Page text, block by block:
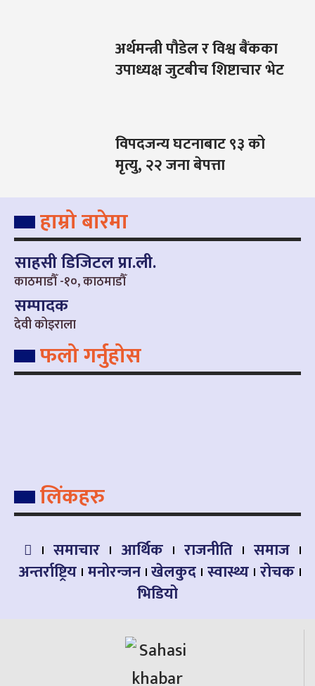
अर्थमन्त्री पौडेल र विश्व बैंकका
उपाध्यक्ष जुटबीच शिष्टाचार भेट
विपदजन्य घटनाबाट ९३ को
मृत्यु, २२ जना बेपत्ता
हाम्रो बारेमा
साहसी डिजिटल प्रा.ली.
काठमाडौँ -१०, काठमाडौँ
सम्पादक
देवी कोइराला
फलो गर्नुहोस
लिंकहरु
समाचार आर्थिक राजनीति
समाज
अन्तर्राष्ट्रिय मनोरन्जन खेलकुद स्वास्थ्य रोचक
भिडियो